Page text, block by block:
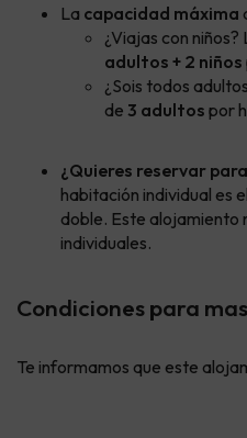
La capacidad máxima
¿Viajas con
adultos + 2 niños
¿Sois todos
de 3 adultos por
¿Quieres reservar
habitación individual es
doble. Este alojamiento
individuales.
Condiciones para
Te informamos que este